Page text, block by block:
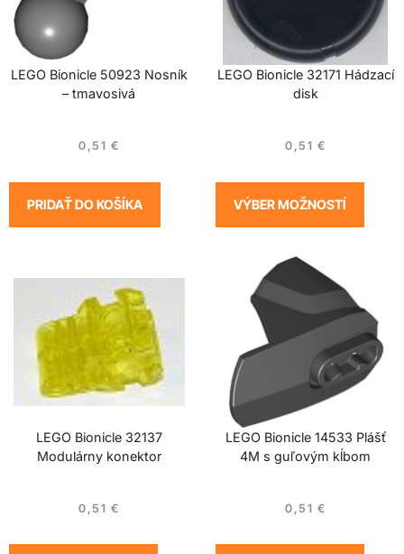
LEGO Bionicle 50923 Nosník
– tmavosivá
0,51 €
PRIDAŤ DO KOŠÍKA
LEGO Bionicle 32171 Hádzací
disk
0,51 €
VÝBER MOŽNOSTÍ
LEGO Bionicle 32137
Modulárny konektor
0,51 €
LEGO Bionicle 14533 Plášť
4M s guľovým kĺbom
0,51 €